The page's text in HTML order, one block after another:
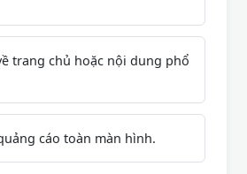
trang chủ hoặc nội dung phổ
cáo toàn màn hình.